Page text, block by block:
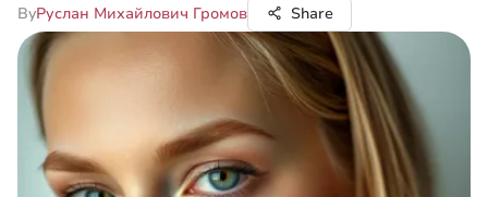
ByРуслан Михайлович Громов Share